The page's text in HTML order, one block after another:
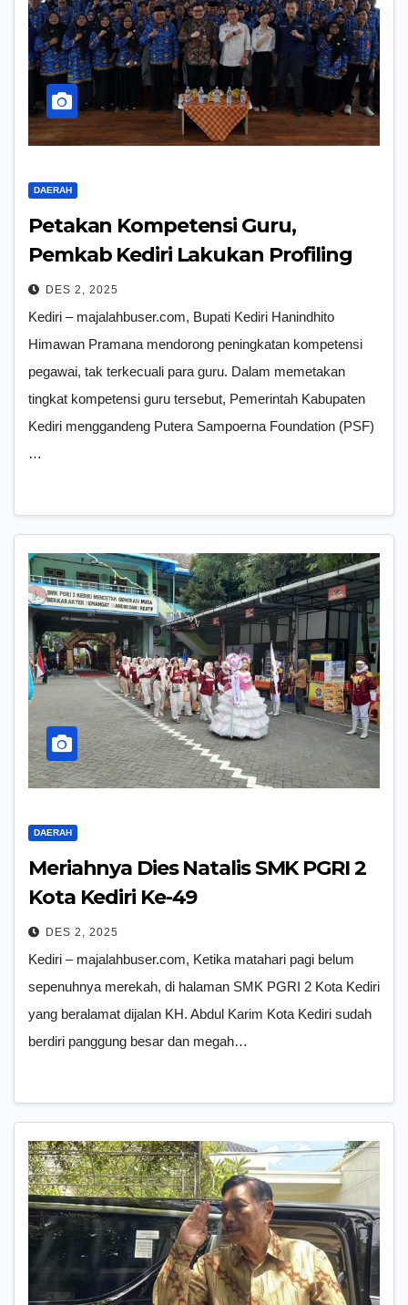
DAERAH
Petakan Kompetensi Guru,
Pemkab Kediri Lakukan Profiling
DES 2, 2025
Kediri – majalahbuser.com, Bupati Kediri Hanindhito
Himawan Pramana mendorong peningkatan kompetensi
pegawai, tak terkecuali para guru. Dalam memetakan
tingkat kompetensi guru tersebut, Pemerintah Kabupaten
Kediri menggandeng Putera Sampoerna Foundation (PSF)
…
DAERAH
Meriahnya Dies Natalis SMK PGRI 2
Kota Kediri Ke-49
DES 2, 2025
Kediri – majalahbuser.com, Ketika matahari pagi belum
sepenuhnya merekah, di halaman SMK PGRI 2 Kota Kediri
yang beralamat dijalan KH. Abdul Karim Kota Kediri sudah
berdiri panggung besar dan megah…